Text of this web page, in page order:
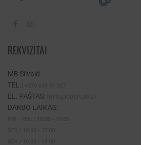
REKVIZITAI
MB Silvaid
TEL.:
EL. PAŠTAS:
DARBO LAIKAS: